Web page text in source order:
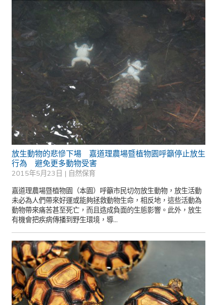
放生動物的悲慘下場 嘉道理農場暨植物園呼籲停止放生
行為 避免更多動物受害
2015年5月23日 | 自然保育
嘉道理農場暨植物園（本園）呼籲市民切勿放生動物，放生活動
未必為人們帶來好運或能夠拯救動物生命，相反地，這些活動為
動物帶來痛苦甚至死亡，而且造成負面的生態影響。此外，放生
有機會把疾病傳播到野生環境，導...